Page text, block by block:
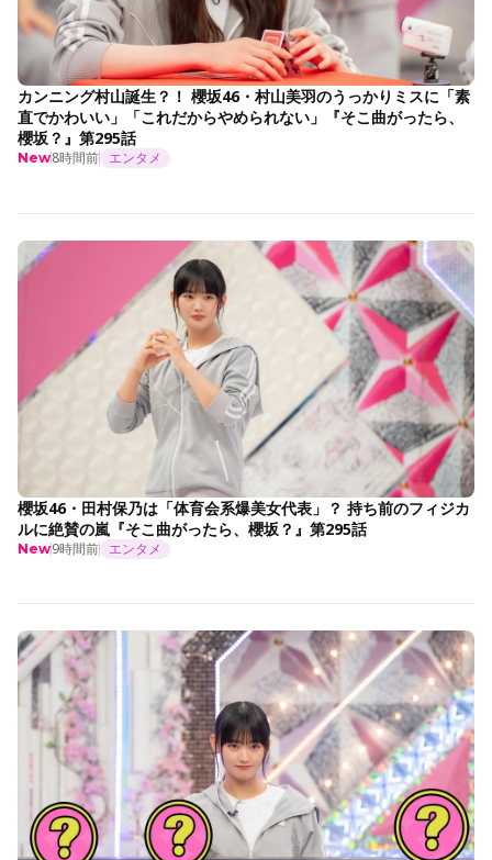
カンニング村山誕生？！ 櫻坂46・村山美羽のうっかりミスに「素
直でかわいい」「これだからやめられない」『そこ曲がったら、
櫻坂？』第295話
New8時間前 エンタメ
櫻坂46・田村保乃は「体育会系爆美女代表」？ 持ち前のフィジカ
ルに絶賛の嵐『そこ曲がったら、櫻坂？』第295話
New9時間前 エンタメ